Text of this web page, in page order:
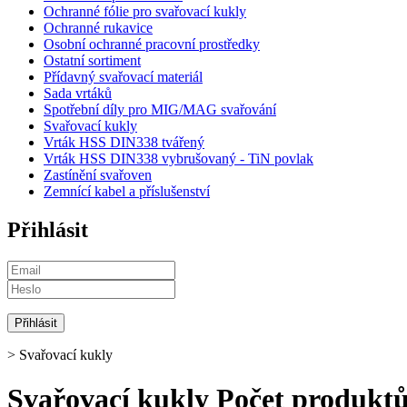
Ochranné fólie pro svařovací kukly
Ochranné rukavice
Osobní ochranné pracovní prostředky
Ostatní sortiment
Přídavný svařovací materiál
Sada vrtáků
Spotřební díly pro MIG/MAG svařování
Svařovací kukly
Vrták HSS DIN338 tvářený
Vrták HSS DIN338 vybrušovaný - TiN povlak
Zastínění svařoven
Zemnící kabel a příslušenství
Přihlásit
> Svařovací kukly
Svařovací kukly Počet